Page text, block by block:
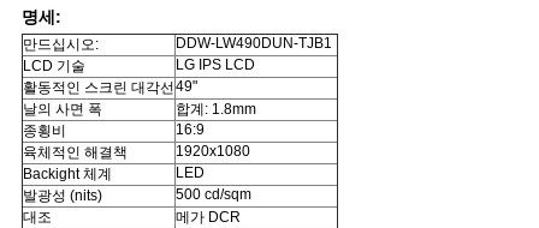
시
오
CASE
CENTER
명세:
만드십시오:
DDW-LW490DUN-TJB1
LCD 기술
LG IPS LCD
활동적인 스크린 대각선49"
날의 사면 폭
합계: 1.8mm
종횡비
16:9
육체적인 해결책
1920x1080
Backight 체계
LED
발광성 (nits)
500 cd/sqm
대조
메가 DCR